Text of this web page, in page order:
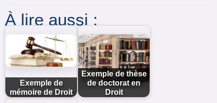
À lire aussi :
Exemple de
mémoire de Droit
Exemple de thèse
de doctorat en
Droit